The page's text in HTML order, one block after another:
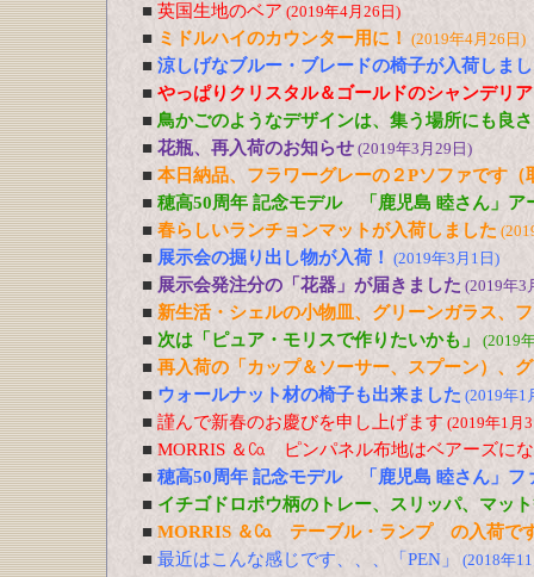
■ 英国生地のベア (2019年4月26日)
■ ミドルハイのカウンター用に！ (2019年4月26日)
■ 涼しげなブルー・ブレードの椅子が入荷しま
■ やっぱりクリスタル＆ゴールドのシャンデリ
■ 鳥かごのようなデザインは、集う場所にも良
■ 花瓶、再入荷のお知らせ (2019年3月29日)
■ 本日納品、フラワーグレーの２Pソファです（
■ 穂高50周年 記念モデル 「鹿児島 睦さん」
■ 春らしいランチョンマットが入荷しました
■ 展示会の掘り出し物が入荷！ (2019年3月1日)
■ 展示会発注分の「花器」が届きました (2019年3
■ 新生活・シェルの小物皿、グリーンガラス、
■ 次は「ピュア・モリスで作りたいかも」 (2019
■ 再入荷の「カップ＆ソーサー、スプーン）、
■ ウォールナット材の椅子も出来ました (2019年1
■ 謹んで新春のお慶びを申し上げます (2019年1月
■ MORRIS ＆㏇ ピンパネル布地はベアーズに
■ 穂高50周年 記念モデル 「鹿児島 睦さん」フ
■ イチゴドロボウ柄のトレー、スリッパ、マッ
■ MORRIS ＆㏇ テーブル・ランプ の入荷で
■ 最近はこんな感じです、、、「PEN」 (2018年